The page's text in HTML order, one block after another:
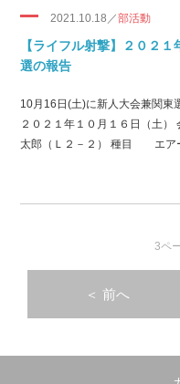
2021.10.18／部活動
【ライフル射撃】２０２
選の報告
10月16日(土)に新人大会兼関
２０２１年１０月１６日（
太郎（Ｌ２－２） 種目
3ペ
＜ 前へ